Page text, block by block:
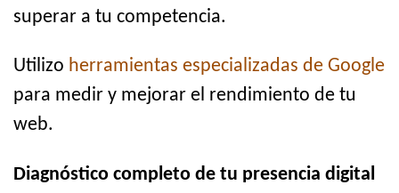
superar a tu competencia.
Utilizo herramientas especializadas de Google
para medir y mejorar el rendimiento de tu
web.
Diagnóstico completo de tu presencia digital